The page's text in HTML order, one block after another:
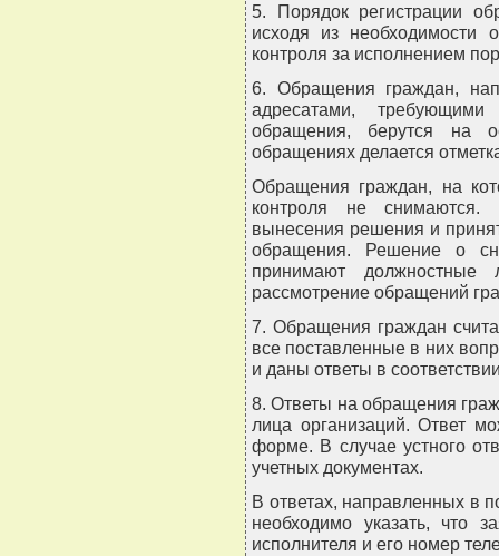
5. Порядок регистрации
исходя из необходимости
контроля за исполнением
6. Обращения граждан,
адресатами, требующими
обращения, берутся на
обращениях делается
Обращения граждан, на
контроля не снимаются.
вынесения решения и
обращения. Решение о
принимают должностные
рассмотрение обращений
7. Обращения граждан
все поставленные в них
и даны ответы в
8. Ответы на обращения
лица организаций. Ответ
форме. В случае устного
учетных документах.
В ответах, направленных в
необходимо указать, что
исполнителя и его номер